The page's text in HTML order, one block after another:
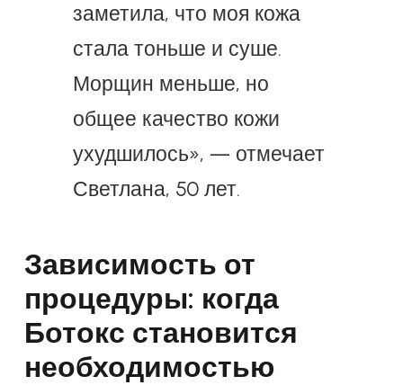
заметила, что моя кожа
стала тоньше и суше.
Морщин меньше, но
общее качество кожи
ухудшилось», — отмечает
Светлана, 50 лет.
Зависимость от
процедуры: когда
Ботокс становится
необходимостью